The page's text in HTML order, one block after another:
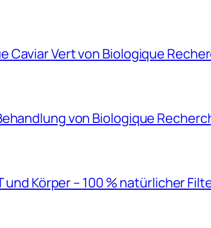
Caviar Vert von Biologique
von Biologique
und Körper – 100 % natürlicher